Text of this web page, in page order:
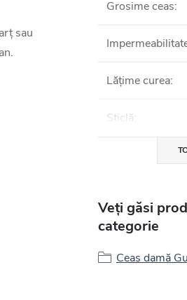
sau
Grosime ceas:
Lățime curea:
Sticlă:
Veți găsi
categorie
Ceas damă